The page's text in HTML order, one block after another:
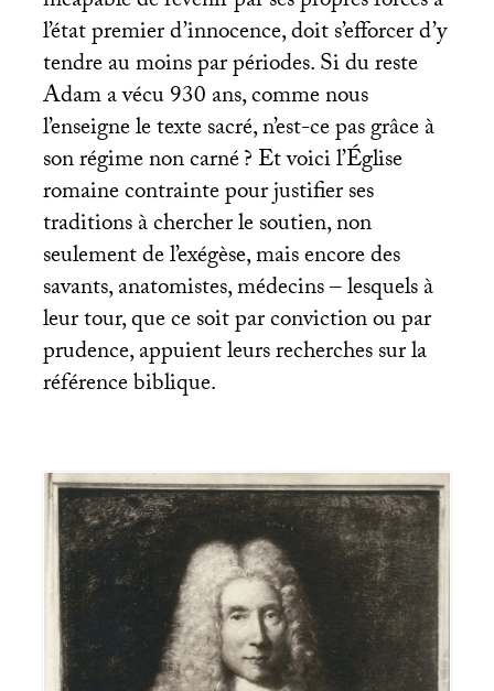
l’état premier d’innocence, doit s’efforcer d’y
tendre au moins par périodes. Si du reste
Adam a vécu 930 ans, comme nous
l’enseigne le texte sacré, n’est-ce pas grâce à
son régime non carné? Et voici l’Église
romaine contrainte pour justifier ses
traditions à chercher le soutien, non
seulement de l’exégèse, mais encore des
savants, anatomistes, médecins – lesquels à
leur tour, que ce soit par conviction ou par
prudence, appuient leurs recherches sur la
référence biblique.